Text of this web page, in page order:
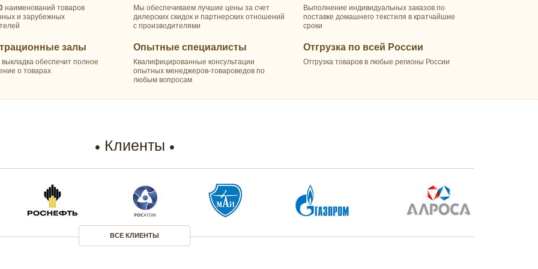
наименований товаров
и зарубежных
залы
обеспечит полное
о товарах
Мы обеспечиваем лучшие цены за счет
дилерских скидок и партнерских отношений
с производителями
Опытные специалисты
Квалифицированные консультации
опытных менеджеров-товароведов по
любым вопросам
Выполнение индивидуальных заказов по
поставке домашнего текстиля в кратчайшие
сроки
Отгрузка по всей России
Отгрузка товаров в любые регионы России
Клиенты
ВСЕ КЛИЕНТЫ